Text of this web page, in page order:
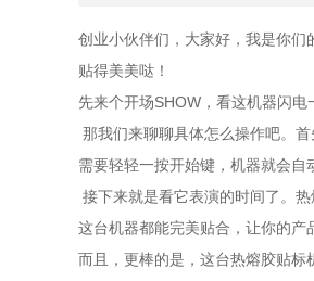
创业小伙伴们，大家好，我是你
贴得美美哒！
先来个开场SHOW，看这机器闪
那我们来聊聊具体怎么操作吧。
需要轻轻一按开始键，机器就会自
接下来就是看它表演的时间了。
这台机器都能完美贴合，让你的产
而且，更棒的是，这台热熔胶贴